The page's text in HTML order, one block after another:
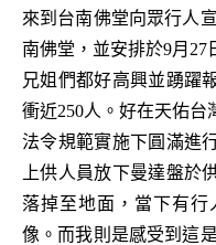
來到台南佛堂向眾行人
南佛堂，並安排於9月
兄姐們都好高興並踴躍
衝近250人。好在天佑
法令規範實施下圓滿進
上供人員放下曼達盤於
落掉至地面，當下有
像。而我則是感受到這